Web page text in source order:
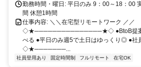
勤務時間・曜日: 平日のみ 9：00～18：00
間 休憩1時間
仕事内容: ＼＼在宅型リモートワーク ／／
◇★───────────────★◇ ●BtoB提案
べる ●平日のみ週5で土日はゆっくり◎ ●社
◇★───────...
社員登用あり 固定時間制 フルリモート 在宅OK